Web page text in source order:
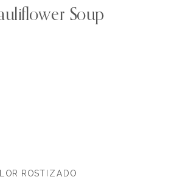
Soup
ROSTIZADO